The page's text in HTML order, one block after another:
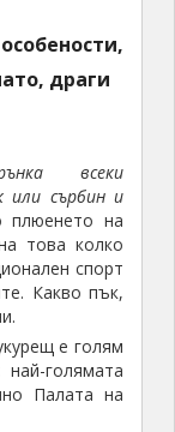
драги
всеки
или сърбин и
плюенето на
това колко
спорт
Какво пък,
е голям
голямата
Палата на